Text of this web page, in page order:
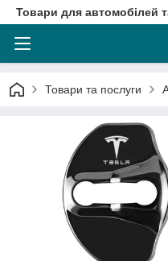
Товари для автомобілей
Товари та послуги